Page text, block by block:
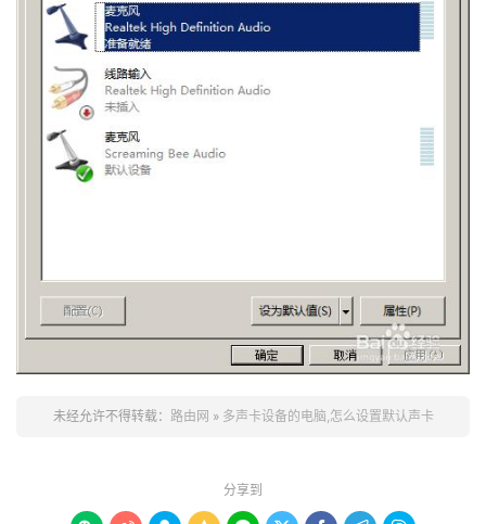
未经允许不得转载： 路由网 » 多声卡设备的电脑,怎么设置默认声卡
分享到